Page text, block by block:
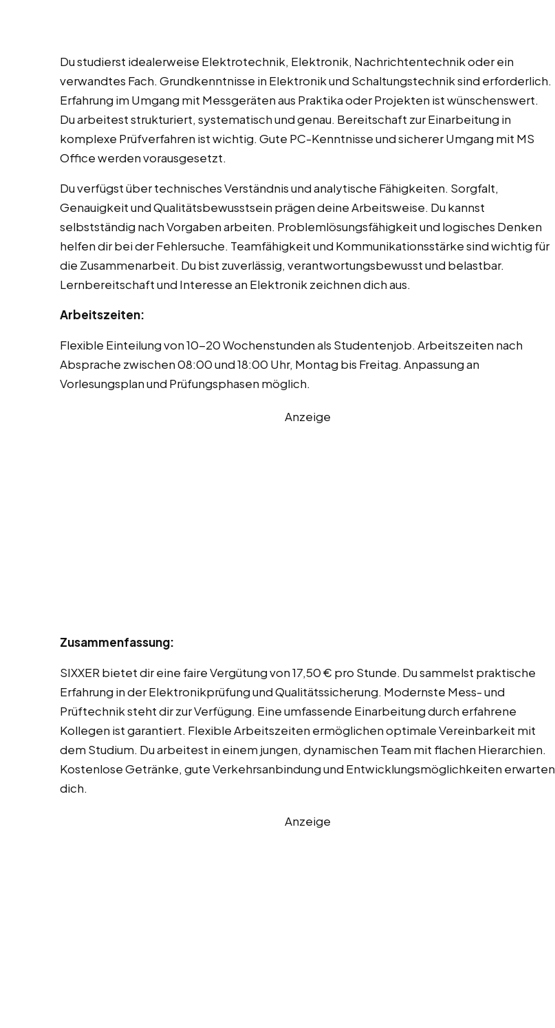
Du studierst idealerweise Elektrotechnik, Elektronik, Nachrichtentechnik oder ein
verwandtes Fach. Grundkenntnisse in Elektronik und Schaltungstechnik sind erforderlich.
Erfahrung im Umgang mit Messgeräten aus Praktika oder Projekten ist wünschenswert.
Du arbeitest strukturiert, systematisch und genau. Bereitschaft zur Einarbeitung in
komplexe Prüfverfahren ist wichtig. Gute PC-Kenntnisse und sicherer Umgang mit MS
Office werden vorausgesetzt.
Du verfügst über technisches Verständnis und analytische Fähigkeiten. Sorgfalt,
Genauigkeit und Qualitätsbewusstsein prägen deine Arbeitsweise. Du kannst
selbstständig nach Vorgaben arbeiten. Problemlösungsfähigkeit und logisches Denken
helfen dir bei der Fehlersuche. Teamfähigkeit und Kommunikationsstärke sind wichtig für
die Zusammenarbeit. Du bist zuverlässig, verantwortungsbewusst und belastbar.
Lernbereitschaft und Interesse an Elektronik zeichnen dich aus.
Arbeitszeiten:
Flexible Einteilung von 10-20 Wochenstunden als Studentenjob. Arbeitszeiten nach
Absprache zwischen 08:00 und 18:00 Uhr, Montag bis Freitag. Anpassung an
Vorlesungsplan und Prüfungsphasen möglich.
Anzeige
Zusammenfassung:
SIXXER bietet dir eine faire Vergütung von 17,50 € pro Stunde. Du sammelst praktische
Erfahrung in der Elektronikprüfung und Qualitätssicherung. Modernste Mess- und
Prüftechnik steht dir zur Verfügung. Eine umfassende Einarbeitung durch erfahrene
Kollegen ist garantiert. Flexible Arbeitszeiten ermöglichen optimale Vereinbarkeit mit
dem Studium. Du arbeitest in einem jungen, dynamischen Team mit flachen Hierarchien.
Kostenlose Getränke, gute Verkehrsanbindung und Entwicklungsmöglichkeiten erwarten
dich.
Anzeige